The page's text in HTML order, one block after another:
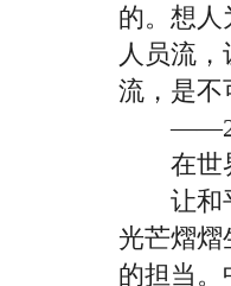
的。想
人员流
流，是不
在世界
让和平
光芒熠熠
的担当